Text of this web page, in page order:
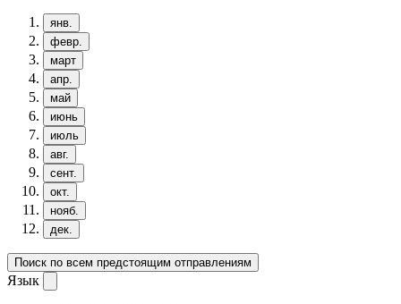
янв.
февр.
март
апр.
май
июнь
июль
авг.
сент.
окт.
нояб.
дек.
Поиск по всем предстоящим отправлениям
Язык